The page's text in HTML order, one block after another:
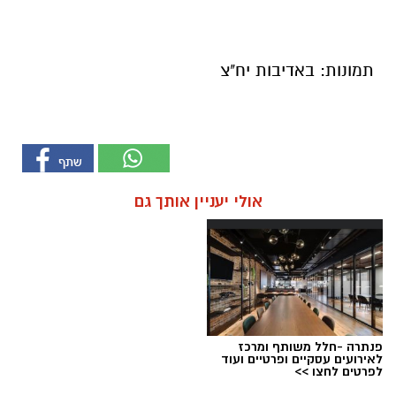
תמונות: באדיבות יח"צ
אולי יעניין אותך גם
פנתרה -חלל משותף ומרכז
לאירועים עסקיים ופרטיים ועוד
לפרטים לחצו >>